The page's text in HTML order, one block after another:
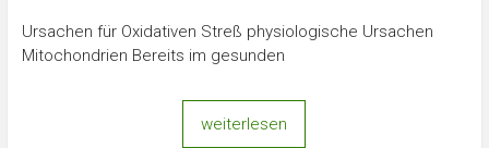
Ursachen für Oxidativen Streß physiologische Ursachen
Mitochondrien Bereits im gesunden
weiterlesen